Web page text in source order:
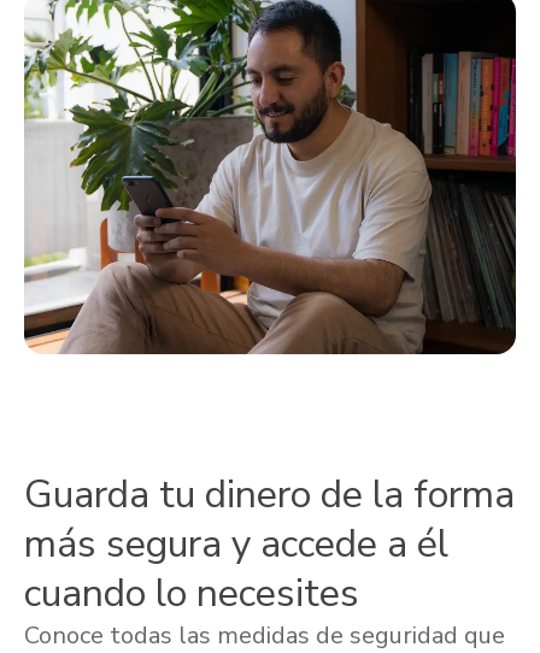
Guarda tu dinero de la forma
más segura y accede a él
cuando lo necesites
Conoce todas las medidas de seguridad que